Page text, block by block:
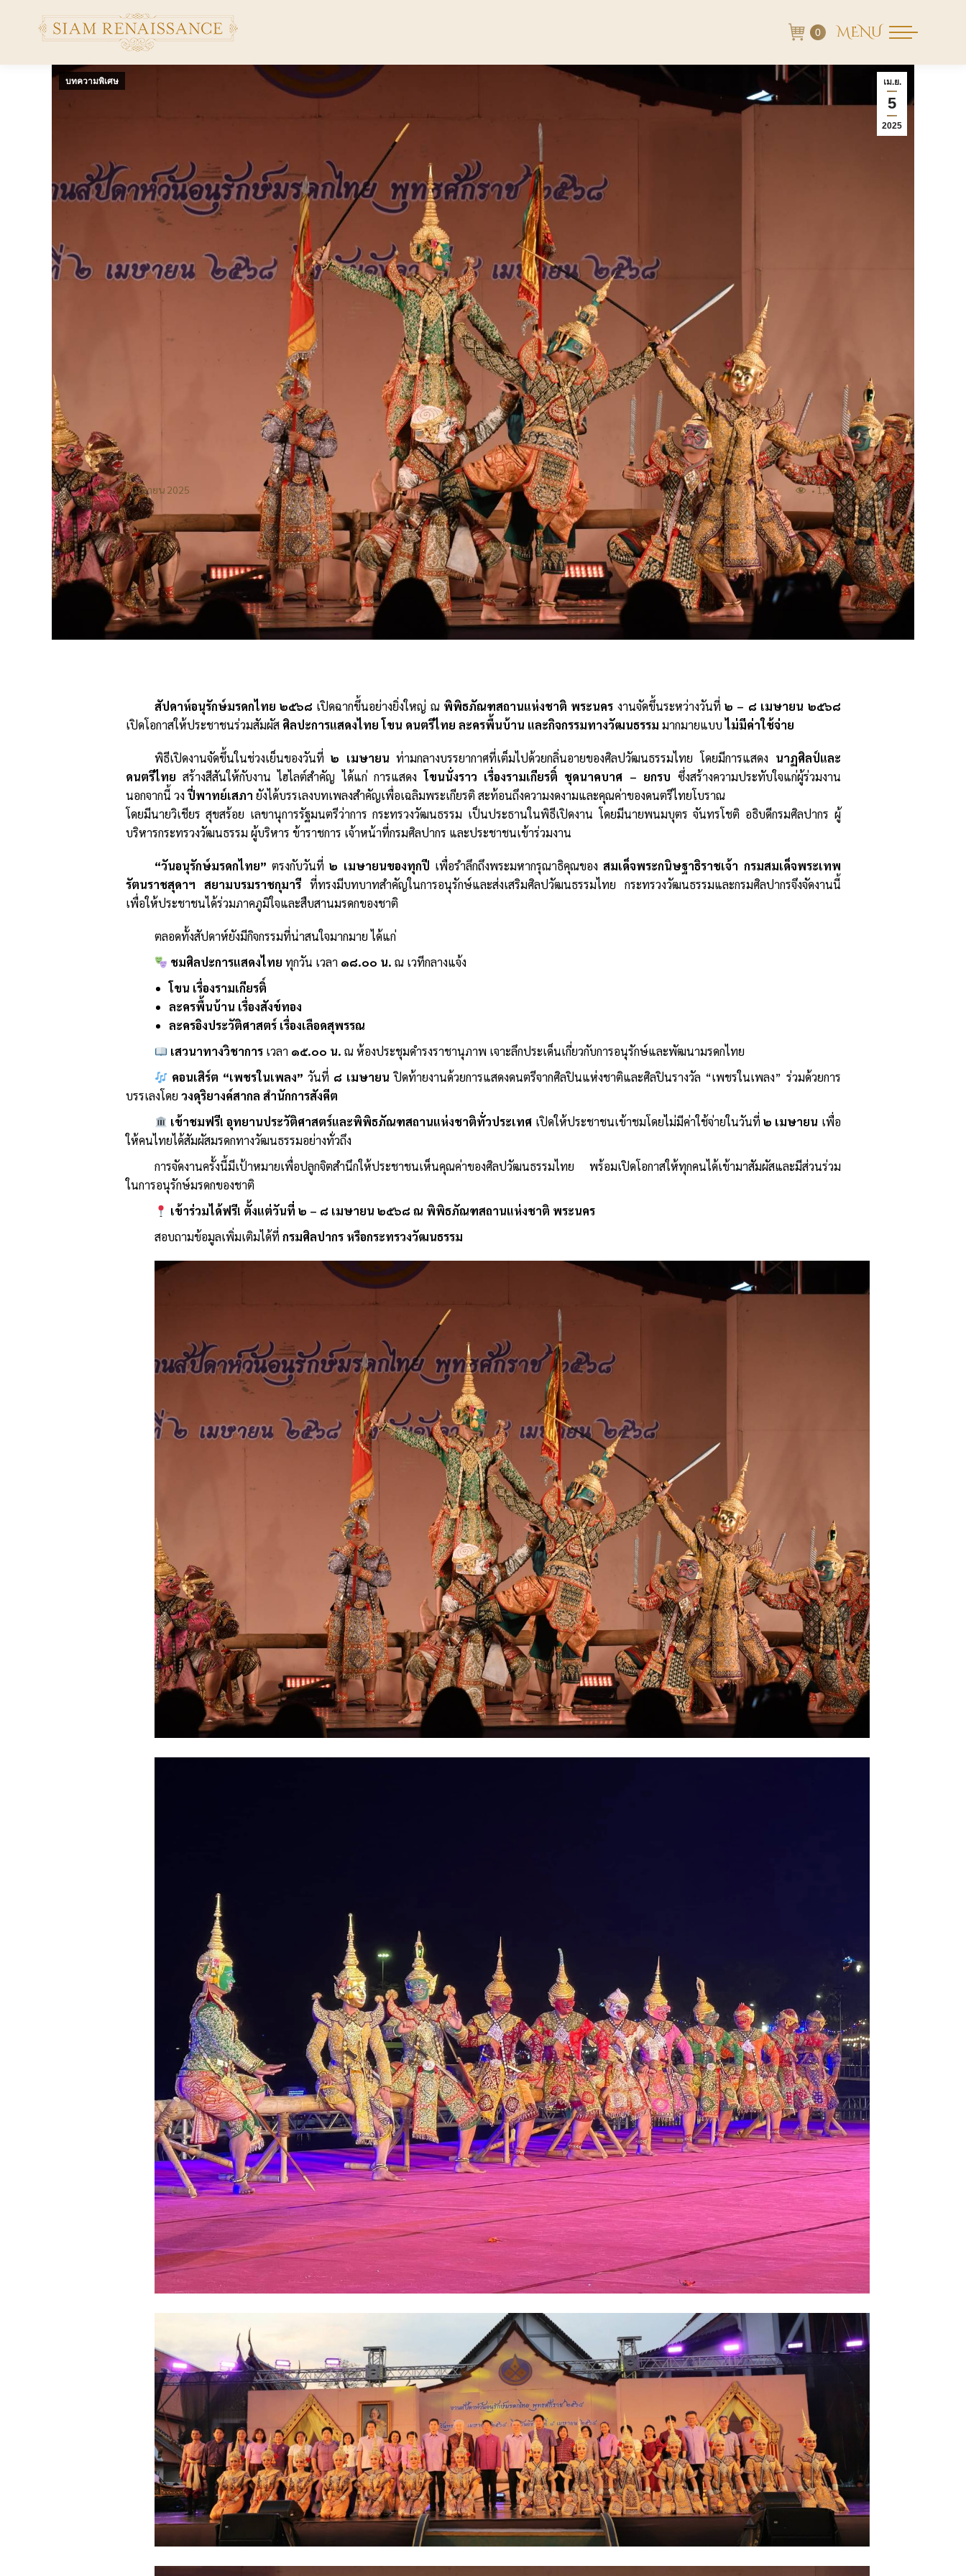
0 MENU
เม.ย.
5
2025
บทความพิเศษ
สัปดาห์อนุรักษ์มรดกไทย ๒๕๖๘ เปิดฉากขึ้นอย่างยิ่งใหญ่ ณ พิพิธภัณฑสถานแห่งชาติ พระนคร งานจัดขึ้นระหว่างวันที่๒ – ๘ เมษายน ๒๕๖๘
เปิดโอกาสให้ประชาชนร่วมสัมผัส ศิลปะการแสดงไทย โขน ดนตรีไทย ละครพื้นบ้าน และกิจกรรมทางวัฒนธรรม มากมายแบบไม่มีค่าใช้จ่าย
พิธีเปิดงานจัดขึ้นในช่วงเย็นของวันที่๒ เมษายน ท่ามกลางบรรยากาศที่เต็มไปด้วยกลิ่นอายของศิลปวัฒนธรรมไทย โดยมีการแสดง นาฏศิลป์และ
ดนตรีไทย สร้างสีสันให้กับงาน ไฮไลต์สำคัญ ได้แก่ การแสดงโขนนั่งราว เรื่องรามเกียรติ์ ชุดนาคบาศ – ยกรบ ซึ่งสร้างความประทับใจแก่ผู้ร่วมงาน
นอกจากนี้ วงปี่พาทย์เสภา ยังได้บรรเลงบทเพลงสำคัญเพื่อเฉลิมพระเกียรติ สะท้อนถึงความงดงามและคุณค่าของดนตรีไทยโบราณ
โดยมีนายวิเชียร สุขสร้อย เลขานุการรัฐมนตรีว่าการ กระทรวงวัฒนธรรม เป็นประธานในพิธีเปิดงาน โดยมีนายพนมบุตร จันทรโชติ อธิบดีกรมศิลปากร ผู้
บริหารกระทรวงวัฒนธรรม ผู้บริหาร ข้าราชการ เจ้าหน้าที่กรมศิลปากร และประชาชนเข้าร่วมงาน
“วันอนุรักษ์มรดกไทย” ตรงกับวันที่๒ เมษายนของทุกปี เพื่อรำลึกถึงพระมหากรุณาธิคุณของสมเด็จพระกนิษฐาธิราชเจ้า กรมสมเด็จพระเทพ
รัตนราชสุดาฯ สยามบรมราชกุมารีที่ทรงมีบทบาทสำคัญในการอนุรักษ์และส่งเสริมศิลปวัฒนธรรมไทย กระทรวงวัฒนธรรมและกรมศิลปากรจึงจัดงานนี้
เพื่อให้ประชาชนได้ร่วมภาคภูมิใจและสืบสานมรดกของชาติ
ตลอดทั้งสัปดาห์ยังมีกิจกรรมที่น่าสนใจมากมาย ได้แก่
ชมศิลปะการแสดงไทย ทุกวัน เวลา ๑๘.๐๐ น. ณ เวทีกลางแจ้ง
โขน เรื่องรามเกียรติ์
ละครพื้นบ้าน เรื่องสังข์ทอง
ละครอิงประวัติศาสตร์ เรื่องเลือดสุพรรณ
เสวนาทางวิชาการเวลา ๑๕.๐๐ น. ณ ห้องประชุมดำรงราชานุภาพ เจาะลึกประเด็นเกี่ยวกับการอนุรักษ์และพัฒนามรดกไทย
คอนเสิร์ต “เพชรในเพลง” วันที่ ๘ เมษายน ปิดท้ายงานด้วยการแสดงดนตรีจากศิลปินแห่งชาติและศิลปินรางวัล “เพชรในเพลง” ร่วมด้วยการ
บรรเลงโดย วงดุริยางค์สากล สำนักการสังคีต
เข้าชมฟรี! อุทยานประวัติศาสตร์และพิพิธภัณฑสถานแห่งชาติทั่วประเทศ เปิดให้ประชาชนเข้าชมโดยไม่มีค่าใช้จ่ายในวันที่ ๒ เมษายน เพื่อ
ให้คนไทยได้สัมผัสมรดกทางวัฒนธรรมอย่างทั่วถึง
การจัดงานครั้งนี้มีเป้าหมายเพื่อปลูกจิตสำนึกให้ประชาชนเห็นคุณค่าของศิลปวัฒนธรรมไทย พร้อมเปิดโอกาสให้ทุกคนได้เข้ามาสัมผัสและมีส่วนร่วม
ในการอนุรักษ์มรดกของชาติ
เข้าร่วมได้ฟรี! ตั้งแต่วันที่ ๒ – ๘ เมษายน ๒๕๖๘ ณ พิพิธภัณฑสถานแห่งชาติ พระนคร
สอบถามข้อมูลเพิ่มเติมได้ที่ กรมศิลปากร หรือกระทรวงวัฒนธรรม
1,308
5 เมษายน 2025